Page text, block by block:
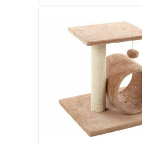
“Lieliska izvēle mazām telpām.
kaķim ir kā masāža.”
“Kvalitatīvs, stabils un par labu
Biežāk uzdotie jautājumi (FAQ)
Vai šis asināmais ir piemērots
Jā, kompaktais izmērs un
piemērotu arī jaunākajiem kaķiem.
Vai rotaļlieta ar zvaniņu ir